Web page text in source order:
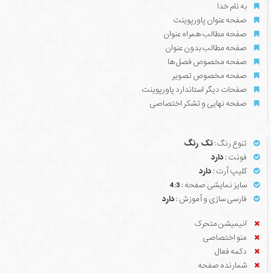
به نام خدا
صفحه عنوان پاورپوینت
صفحه مطالب همراه عنوان
صفحه مطالب بدون عنوان
صفحه مخصوص فصل ها
صفحه مخصوص تصویر
صفحات دیگر استاندارد پاورپوینت
صفحه نهایی و تشکر اختصاصی
تنوع رنگ :تک رنگ
فونت : دارد
کلیپ آرت : دارد
سایز نمایشی صفحه : 4:3
فارسی سازی و آموزش : دارد
انیمیشن متحرک
منو اختصاصی
دکمه فعال
شمارنده صفحه